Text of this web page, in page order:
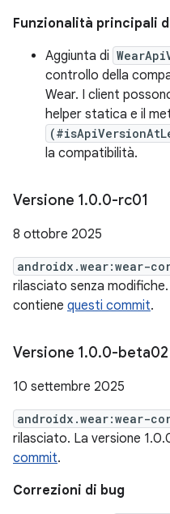
Funzionalità principali
Aggiunta di
controllo della
Wear. I client
helper statica e il
la compatibilità.
Versione 1.0.0-rc01
8 ottobre 2025
androidx.wear:wear-
rilasciato senza
contiene questi commit.
Versione 1.0.0-beta02
10 settembre 2025
androidx.wear:wear-
rilasciato. La versione
commit.
Correzioni di bug